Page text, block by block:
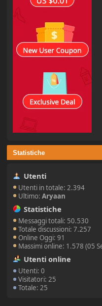
Statistiche
Utenti
Utenti in totale: 2.394
Ultimo:Aryaan
Statistiche
Messaggi totali: 50.530
Totale discussioni: 7.257
Online Oggi: 91
Massimi online: 1.578 (05
Utenti online
Utenti: 0
Visitatori: 25
Totale: 25